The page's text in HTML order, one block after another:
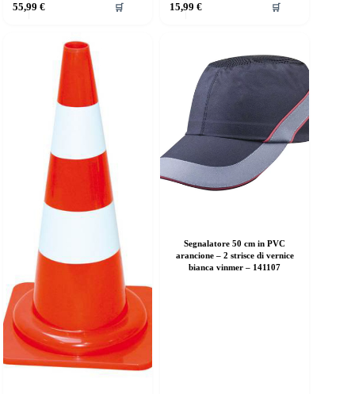
55,99 € 🛒 15,99 € 🛒
Segnalatore 50 cm in PVC
arancione – 2 strisce di vernice
bianca vinmer – 141107